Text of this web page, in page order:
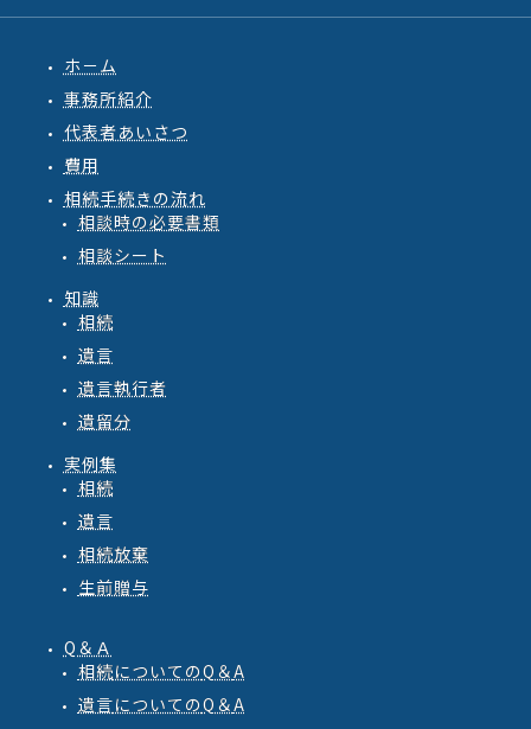
ホ－ム
事務所紹介
代表者あいさつ
費用
相続手続きの流れ
相談時の必要書類
相談シート
知識
相続
遺言
遺言執行者
遺留分
実例集
相続
遺言
相続放棄
生前贈与
Q＆Ａ
相続についてのQ ＆A
遺言についてのQ ＆A